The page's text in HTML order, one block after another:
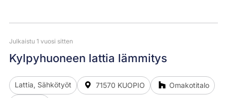
Julkaistu 1 vuosi sitten
Kylpyhuoneen lattia lämmitys
Lattia, Sähkötyöt 71570 KUOPIO Omakotitalo